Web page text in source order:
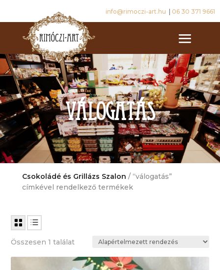
info@rimoczi-art.hu 06 30 371 9661
válogatás
Csokoládé és Grillázs Szalon / “válogatás”
címkével rendelkező termékek
Összesen 1 találat